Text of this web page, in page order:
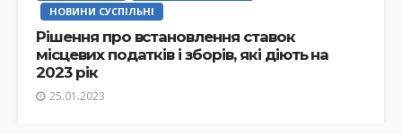
НОВИНИ СУСПІЛЬНІ
Рішення про встановлення ставок
місцевих податків і зборів, які діють на
2023 рік
25.01.2023